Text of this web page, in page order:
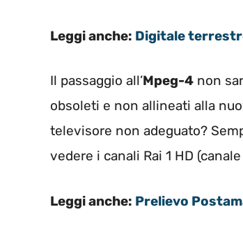
Leggi anche: Digitale
Il passaggio all’Mpeg-4 non
obsoleti e non allineati alla
televisore non adeguato?
vedere i canali Rai 1 HD
Leggi anche: Prelievo